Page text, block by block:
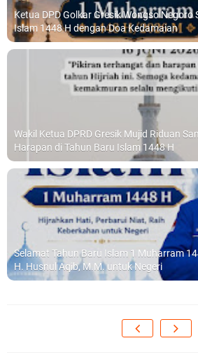
Ketua DPD Golkar Gresik Wongso Negoro
Islam 1448 H dengan Doa Kedamaian
Wakil Ketua DPRD Gresik Mujid Riduan
Harapan di Tahun Baru Islam 1448 H
Selamat Tahun Baru Islam 1 Muharram
H. Husnul Aqib, M.M. untuk Negeri